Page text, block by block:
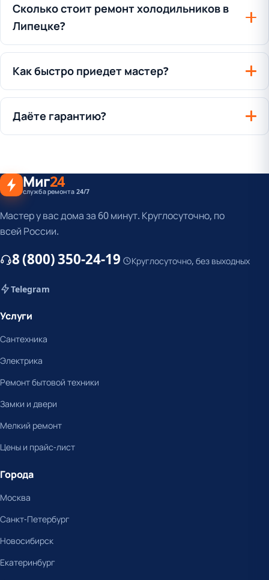
Сколько стоит ремонт холодильников в
Липецке?
Как быстро приедет мастер?
Даёте гарантию?
Миг24
служба ремонта 24/7
Мастер у вас дома за 60 минут. Круглосуточно, по
всей России.
8 (800) 350-24-19 Круглосуточно, без выходных
Telegram
Услуги
Сантехника
Электрика
Ремонт бытовой техники
Замки и двери
Мелкий ремонт
Цены и прайс-лист
Города
Москва
Санкт-Петербург
Новосибирск
Екатеринбург